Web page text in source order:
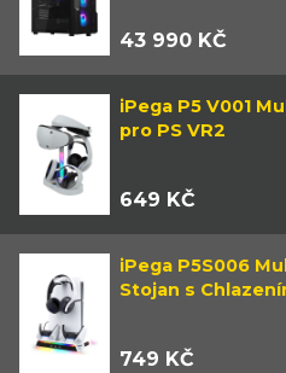
43 990 KČ
iPega P5 V001
pro PS VR2
649 KČ
iPega P5S006
Stojan s
749 KČ